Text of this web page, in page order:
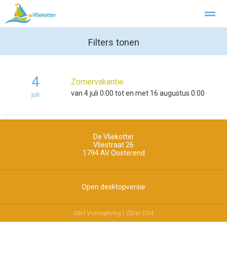
Privacy
Home Foto's Pagina's
Filters tonen
4
juli
Zomervakantie
van 4 juli 0:00 tot en met 16 augustus 0:00
De Vliekotter
Vliestraat 26
1794 AV Oosterend
Open desktopversie
SdH Vormgeving | Ziber DS4